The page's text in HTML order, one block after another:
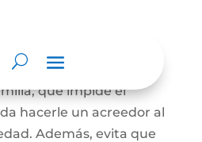
inembargable
de protección de la
que impide el
hacerle un acreedor al
Además, evita que